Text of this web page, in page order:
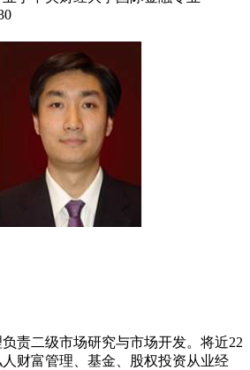
责二级市场研究与市场开发。将近22
财富管理、基金、股权投资从业经